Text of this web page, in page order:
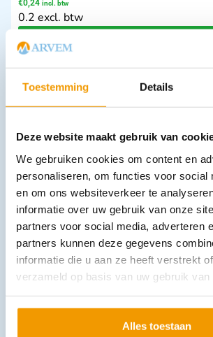
Toestemming Details
Deze website maakt gebruik van
We gebruiken cookies om content en
personaliseren, om functies voor social
en om ons websiteverkeer te
informatie over uw gebruik van onze
partners voor social media, adverteren
partners kunnen deze gegevens
informatie die u aan ze heeft verstrekt
verzameld op basis van uw gebruik van
Alles toestaan
€0,24 incl. btw
0.2 excl. btw
HeartStart HS1 Defibrillatiecassete electroden
€75,21 – € 129,71 incl. btw
69 excl. btw
Opties bekijken
Leverbaar